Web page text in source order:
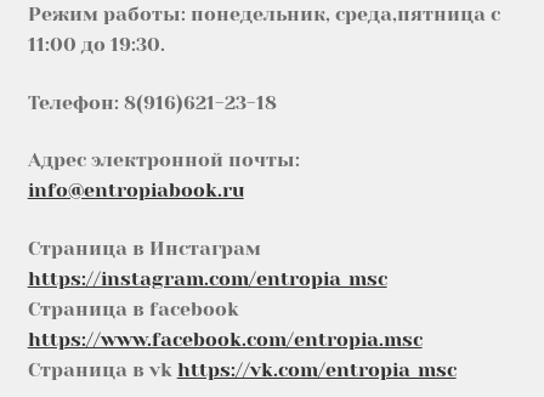
Режим работы: понедельник, среда,пятница с
11:00 до 19:30.
Телефон: 8(916)621-23-18
Адрес электронной почты:
info@entropiabook.ru
Страница в Инстаграм
https://instagram.com/entropia_msc
Страница в facebook
https://www.facebook.com/entropia.msc
Страница в vk https://vk.com/entropia_msc